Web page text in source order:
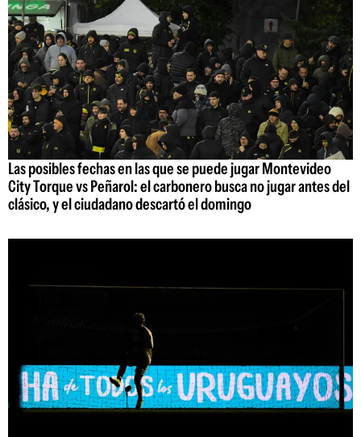
Las posibles fechas en las que se puede jugar Montevideo
City Torque vs Peñarol: el carbonero busca no jugar antes del
clásico, y el ciudadano descartó el domingo